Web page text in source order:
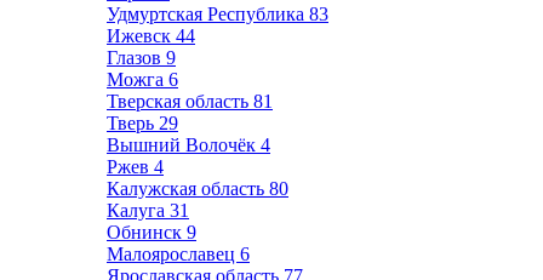
Удмуртская Республика 83
Ижевск 44
Глазов 9
Можга 6
Тверская область 81
Тверь 29
Вышний Волочёк 4
Ржев 4
Калужская область 80
Калуга 31
Обнинск 9
Малоярославец 6
Ярославская область 77